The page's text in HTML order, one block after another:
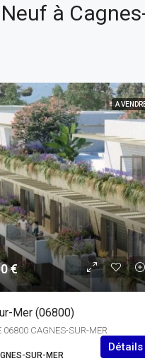
à
A
€
Mer (06800)
06800 CAGNES-SUR-MER
SUR-MER
Détails